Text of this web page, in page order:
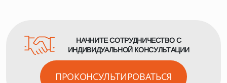
НАЧНИТЕ СОТРУДНИЧЕСТВО С
ИНДИВИДУАЛЬНОЙ КОНСУЛЬТАЦИИ
ПРОКОНСУЛЬТИРОВАТЬСЯ